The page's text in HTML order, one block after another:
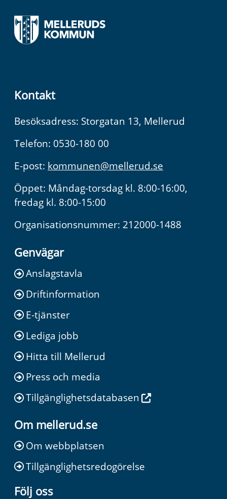
Kontakt
Besöksadress: Storgatan 13, Mellerud
Telefon: 0530-180 00
E-post: kommunen@mellerud.se
Öppet: Måndag-torsdag kl. 8:00-16:00,
fredag kl. 8:00-15:00
Organisationsnummer: 212000-1488
Genvägar
Anslagstavla
Driftinformation
E-tjänster
Lediga jobb
Hitta till Mellerud
Press och media
Tillgänglighetsdatabasen
Om mellerud.se
Om webbplatsen
Tillgänglighetsredogörelse
Följ oss